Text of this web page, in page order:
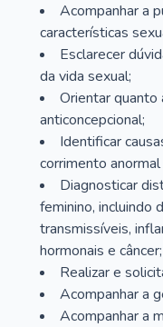
Acompanhar a
características
Esclarecer
da vida sexual;
Orientar quanto
anticoncepcional;
Identificar
corrimento
Diagnosticar
feminino, incluindo
transmissíveis,
hormonais e câncer;
Realizar e
Acompanhar a
Acompanhar a